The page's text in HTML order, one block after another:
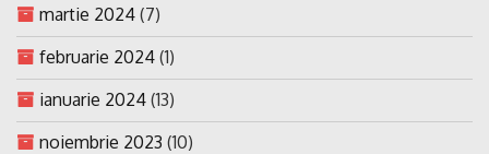
martie 2024 (7)
februarie 2024 (1)
ianuarie 2024 (13)
noiembrie 2023 (10)